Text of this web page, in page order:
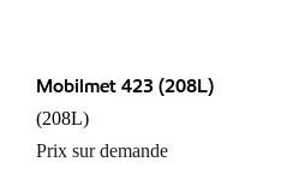
Mobilmet 423 (208L)
(208L)
Prix sur demande